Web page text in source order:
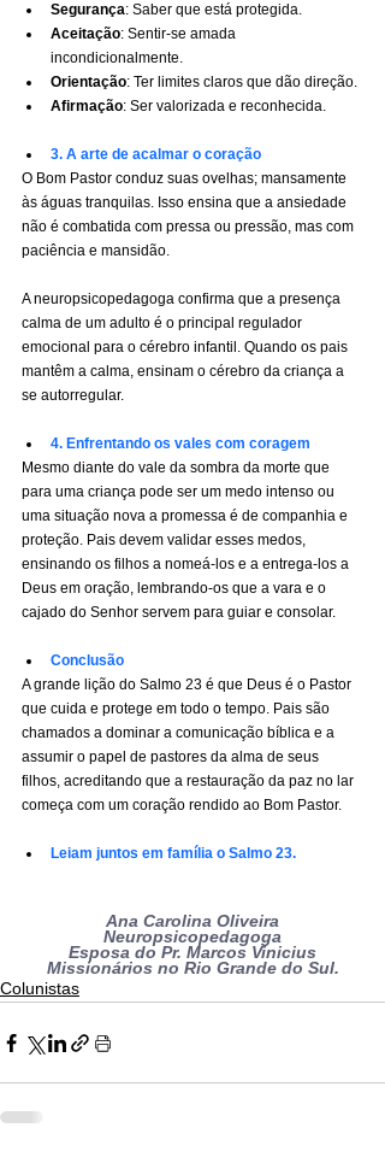
Segurança: Saber que está protegida.
Aceitação: Sentir-se amada
incondicionalmente.
Orientação: Ter limites claros que dão direção.
Afirmação: Ser valorizada e reconhecida.
3. A arte de acalmar o coração
O Bom Pastor conduz suas ovelhas; mansamente
às águas tranquilas. Isso ensina que a ansiedade
não é combatida com pressa ou pressão, mas com
paciência e mansidão.
A neuropsicopedagoga confirma que a presença
calma de um adulto é o principal regulador
emocional para o cérebro infantil. Quando os pais
mantêm a calma, ensinam o cérebro da criança a
se autorregular.
4. Enfrentando os vales com coragem
Mesmo diante do vale da sombra da morte que
para uma criança pode ser um medo intenso ou
uma situação nova a promessa é de companhia e
proteção. Pais devem validar esses medos,
ensinando os filhos a nomeá-los e a entrega-los a
Deus em oração, lembrando-os que a vara e o
cajado do Senhor servem para guiar e consolar.
Conclusão
A grande lição do Salmo 23 é que Deus é o Pastor
que cuida e protege em todo o tempo. Pais são
chamados a dominar a comunicação bíblica e a
assumir o papel de pastores da alma de seus
filhos, acreditando que a restauração da paz no lar
começa com um coração rendido ao Bom Pastor.
Leiam juntos em família o Salmo 23.
Ana Carolina Oliveira
Neuropsicopedagoga
Esposa do Pr. Marcos Vinicius
Missionários no Rio Grande do Sul.
Colunistas